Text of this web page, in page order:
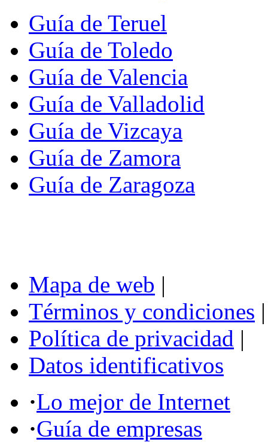
Guía de Teruel
Guía de Toledo
Guía de Valencia
Guía de Valladolid
Guía de Vizcaya
Guía de Zamora
Guía de Zaragoza
Mapa de web |
Términos y condiciones |
Política de privacidad |
Datos identificativos
·Lo mejor de Internet
·Guía de empresas